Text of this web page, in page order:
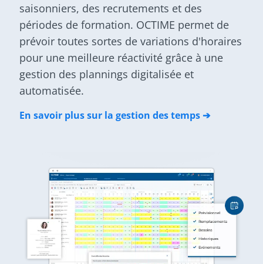
saisonniers, des recrutements et des
périodes de formation. OCTIME permet de
prévoir toutes sortes de variations d'horaires
pour une meilleure réactivité grâce à une
gestion des plannings digitalisée et
automatisée.
En savoir plus sur la gestion des temps ➔